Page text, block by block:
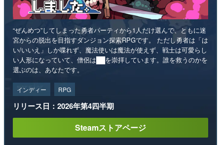
“ぜんめつ”してしまった勇者パーティから1人だけ選んで、ともに迷
宮からの脱出を目指すダンジョン探索RPGです。 ただし勇者は「は
い/いいえ」しか喋れず、魔法使いは魔法が使えず、戦士は可愛らし
い人形になっていて、僧侶は██を崇拝しています。誰を救うのかを
選ぶのは、あなたです。
インディー RPG
リリース日：2026年第4四半期
Steamストアページ